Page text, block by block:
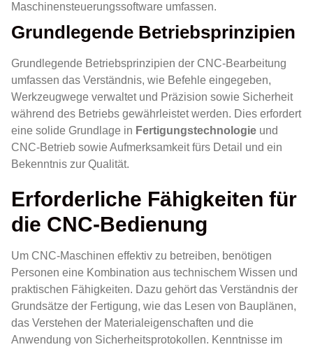
Maschinensteuerungssoftware umfassen.
Grundlegende Betriebsprinzipien
Grundlegende Betriebsprinzipien der CNC-Bearbeitung
umfassen das Verständnis, wie Befehle eingegeben,
Werkzeugwege verwaltet und Präzision sowie Sicherheit
während des Betriebs gewährleistet werden. Dies erfordert
eine solide Grundlage in Fertigungstechnologie und
CNC-Betrieb sowie Aufmerksamkeit fürs Detail und ein
Bekenntnis zur Qualität.
Erforderliche Fähigkeiten für
die CNC-Bedienung
Um CNC-Maschinen effektiv zu betreiben, benötigen
Personen eine Kombination aus technischem Wissen und
praktischen Fähigkeiten. Dazu gehört das Verständnis der
Grundsätze der Fertigung, wie das Lesen von Bauplänen,
das Verstehen der Materialeigenschaften und die
Anwendung von Sicherheitsprotokollen. Kenntnisse im